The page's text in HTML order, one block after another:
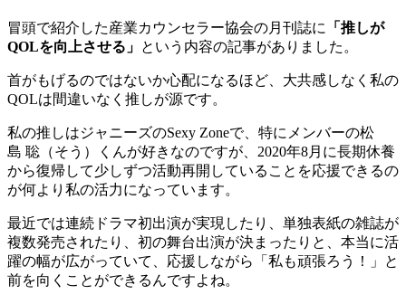
冒頭で紹介した産業カウンセラー協会の月刊誌に
「推しが
QOLを向上させる」 という内容の記事がありました。
首がもげるのではないか心配になるほど、大共感しなく私の
QOLは間違いなく推しが源です。
私の推しはジャニーズのSexy Zoneで、特にメンバーの松
島 聡（そう）くんが好きなのですが、2020年8月に長期休養
から復帰して少しずつ活動再開していることを応援できるの
が何より私の活力になっています。
最近では連続ドラマ初出演が実現したり、単独表紙の雑誌が
複数発売されたり、初の舞台出演が決まったりと、本当に活
躍の幅が広がっていて、応援しながら「私も頑張ろう！」と
前を向くことができるんですよね。